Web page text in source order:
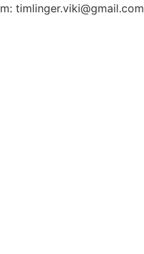
timlinger.viki@gmail.com